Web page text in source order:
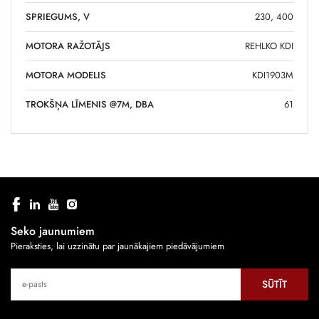
SPRIEGUMS, V 230, 400
MOTORA RAŽOTĀJS REHLKO KDI
MOTORA MODELIS KDI1903M
TROKŠŅA LĪMENIS @7M, DBA 61
Seko jaunumiem
Pieraksties, lai uzzinātu par jaunākajiem piedāvājumiem
SŪTĪT